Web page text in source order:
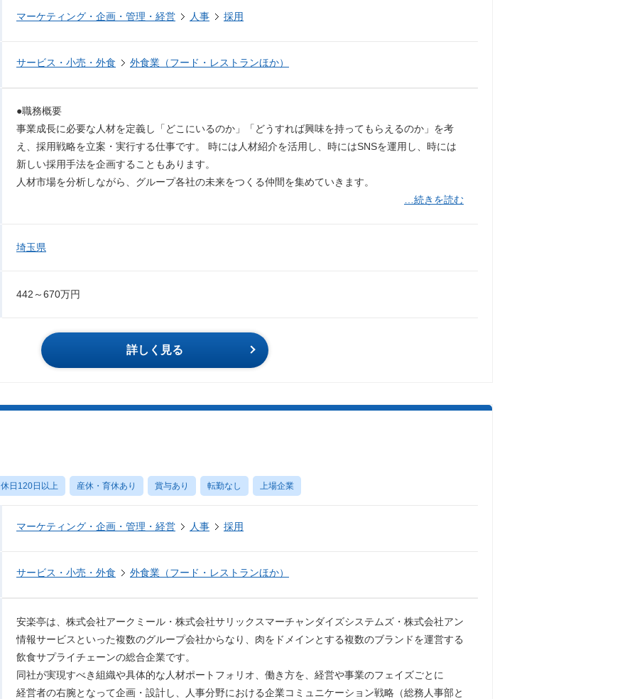
マーケティング・企画・管理・経営 人事 採用
サービス・小売・外食 外食業（フード・レストランほか）
●職務概要
事業成長に必要な人材を定義し「どこにいるのか」「どうすれば興味を持ってもらえるのか」を考
え、採用戦略を立案・実行する仕事です。 時には人材紹介を活用し、時にはSNSを運用し、時には
新しい採用手法を企画することもあります。
人材市場を分析しながら、グループ各社の未来をつくる仲間を集めていきます。
…続きを読む
埼玉県
442～670万円
詳しく見る
休日120日以上 産休・育休あり 賞与あり 転勤なし 上場企業
マーケティング・企画・管理・経営 人事 採用
サービス・小売・外食 外食業（フード・レストランほか）
安楽亭は、株式会社アークミール・株式会社サリックスマーチャンダイズシステムズ・株式会社アン
情報サービスといった複数のグループ会社からなり、肉をドメインとする複数のブランドを運営する
飲食サプライチェーンの総合企業です。
同社が実現すべき組織や具体的な人材ポートフォリオ、働き方を、経営や事業のフェイズごとに
経営者の右腕となって企画・設計し、人事分野における企業コミュニケーション戦略（総務人事部と